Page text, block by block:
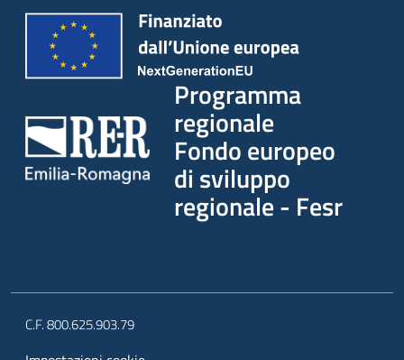
Programma
regionale
Fondo europeo
di sviluppo
regionale - Fesr
C.F. 800.625.903.79